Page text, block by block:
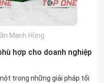
Mạnh Hùng
hợp cho doanh nghiệp
trong những giải pháp tối